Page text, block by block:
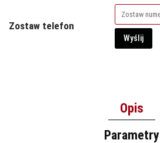
Zostaw telefon
Wyślij
Opis
Parametry